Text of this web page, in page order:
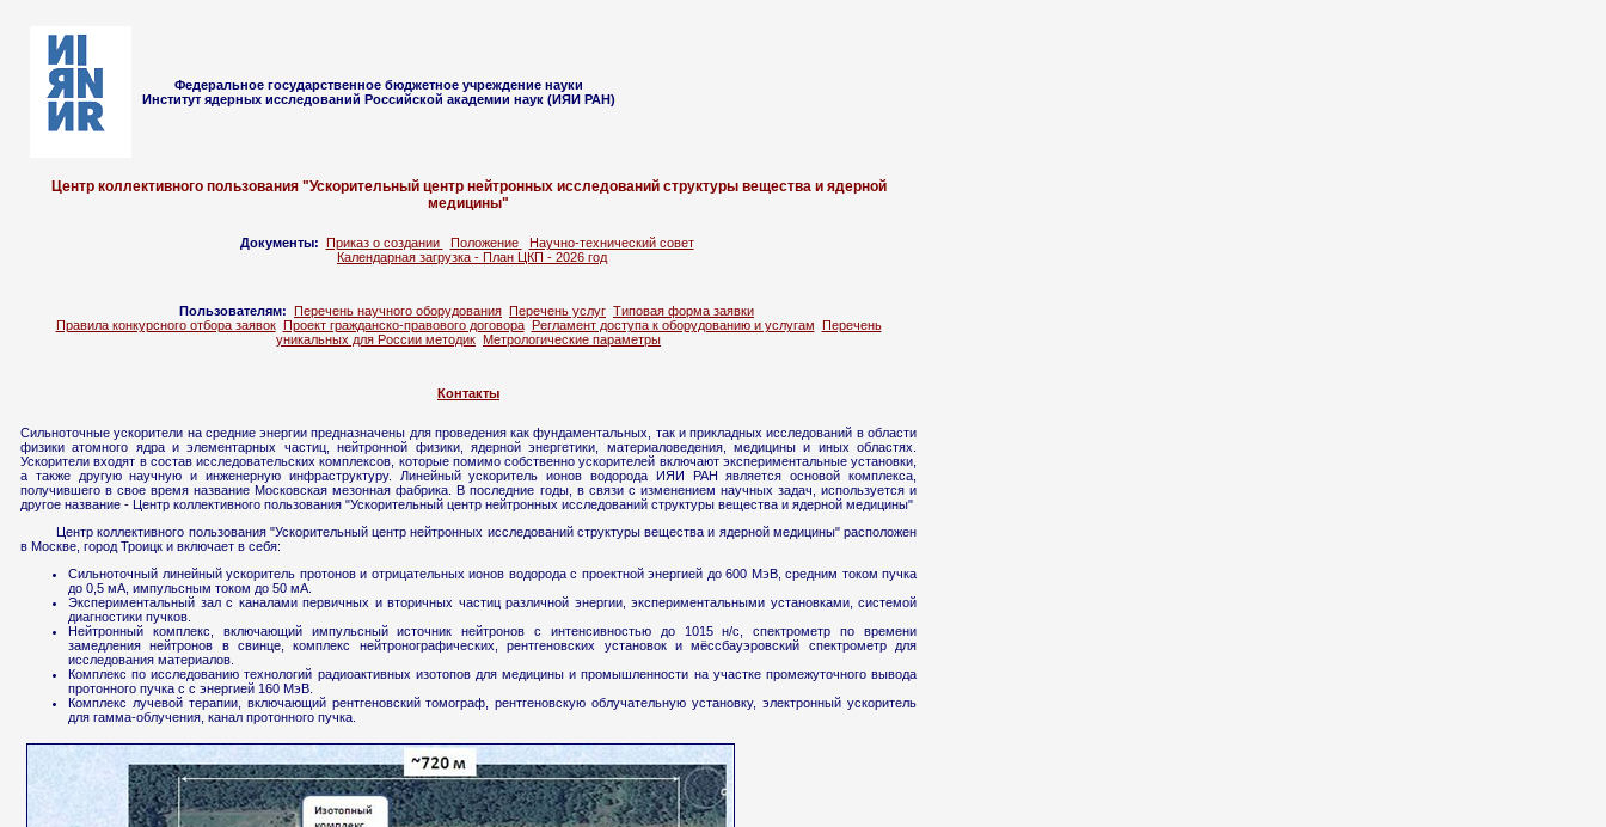
Федеральное государственное бюджетное учреждение науки
Институт ядерных исследований Российской академии наук (ИЯИ РАН)
Центр коллективного пользования "Ускорительный центр нейтронных исследований структуры вещества и ядерной
медицины"
Документы: Приказ о создании Положение
Научно-технический совет
Календарная загрузка - План ЦКП - 2026 год
Пользователям: Перечень научного оборудования Перечень услуг Типовая форма заявки
Правила конкурсного отбора заявок Проект гражданско-правового договора Регламент доступа к оборудованию и услугам Перечень
уникальных для России методик Метрологические параметры
Контакты
Сильноточные ускорители на средние энергии предназначены для проведения как фундаментальных, так и прикладных исследований в области
физики атомного ядра и элементарных частиц, нейтронной физики, ядерной энергетики, материаловедения, медицины и иных областях.
Ускорители входят в состав исследовательских комплексов, которые помимо собственно ускорителей включают экспериментальные установки,
а также другую научную и инженерную инфраструктуру. Линейный ускоритель ионов водорода ИЯИ РАН является основой комплекса,
получившего в свое время название Московская мезонная фабрика. В последние годы, в связи с изменением научных задач, используется и
другое название - Центр коллективного пользования "Ускорительный центр нейтронных исследований структуры вещества и ядерной медицины"
Центр коллективного пользования "Ускорительный центр нейтронных исследований структуры вещества и ядерной медицины" расположен
в Москве, город Троицк и включает в себя:
Сильноточный линейный ускоритель протонов и отрицательных ионов водорода с проектной энергией до 600 МэВ, средним током пучка
до 0,5 мА, импульсным током до 50 мА.
Экспериментальный зал с каналами первичных и вторичных частиц различной энергии, экспериментальными установками, системой
диагностики пучков.
Нейтронный комплекс, включающий импульсный источник нейтронов с интенсивностью до 1015 н/с, спектрометр по времени
замедления нейтронов в свинце, комплекс нейтронографических, рентгеновских установок и мёссбауэровский спектрометр для
исследования материалов.
Комплекс по исследованию технологий радиоактивных изотопов для медицины и промышленности на участке промежуточного вывода
протонного пучка c с энергией 160 МэВ.
Комплекс лучевой терапии, включающий рентгеновский томограф, рентгеновскую облучательную установку, электронный ускоритель
для гамма-облучения, канал протонного пучка.